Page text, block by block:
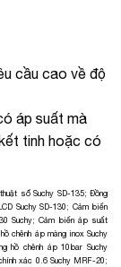
cầu cao về độ
áp suất mà
tinh hoặc có
sổ Suchy SD-135;Đồng
Suchy SD-130; Cảm biến
Suchy; Cảm biến áp suất
chênh áp màng inox Suchy
hồ chênh áp 10bar Suchy
xác 0.6 Suchy MRF-20;